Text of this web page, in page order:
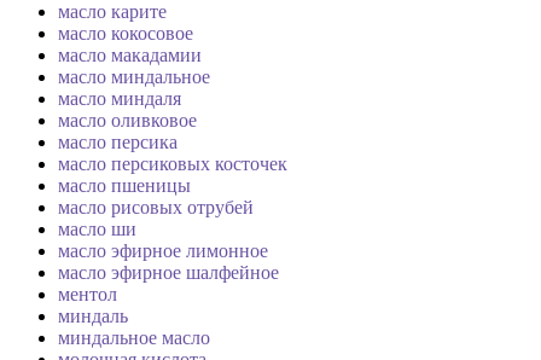
масло карите
масло кокосовое
масло макадамии
масло миндальное
масло миндаля
масло оливковое
масло персика
масло персиковых косточек
масло пшеницы
масло рисовых отрубей
масло ши
масло эфирное лимонное
масло эфирное шалфейное
ментол
миндаль
миндальное масло